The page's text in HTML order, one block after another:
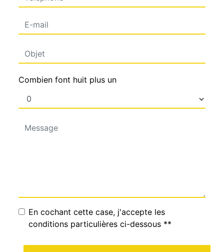
Combien font huit plus un
En cochant cette case, j'accepte les
conditions particulières ci-dessous **